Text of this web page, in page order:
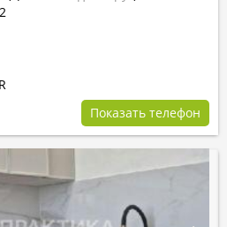
Показать телефон